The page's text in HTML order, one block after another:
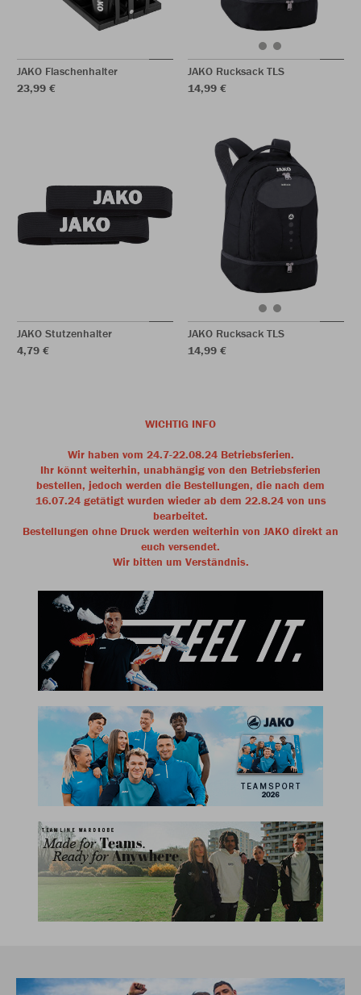
JAKO Flaschenhalter
23,99 €
JAKO Rucksack TLS
14,99 €
JAKO Stutzenhalter
4,79 €
JAKO Rucksack TLS
14,99 €
WICHTIG INFO
Wir haben vom 24.7-22.08.24 Betriebsferien.
Ihr könnt weiterhin, unabhängig von den Betriebsferien
bestellen, jedoch werden die Bestellungen, die nach dem
16.07.24 getätigt wurden wieder ab dem 22.8.24 von uns
bearbeitet.
Bestellungen ohne Druck werden weiterhin von JAKO direkt an
euch versendet.
Wir bitten um Verständnis.